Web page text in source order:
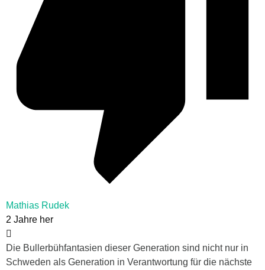
Mathias Rudek
2 Jahre her
Die Bullerbühfantasien dieser Generation sind nicht nur in
Schweden als Generation in Verantwortung für die nächste